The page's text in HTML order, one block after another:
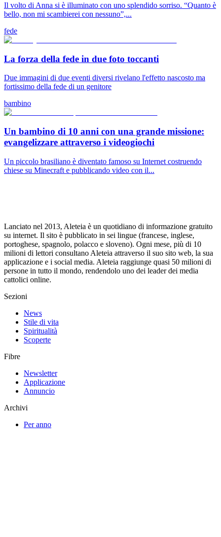
Il volto di Anna si è illuminato con uno splendido sorriso. “Quanto è
bello, non mi scambierei con nessuno”,...
fede
La forza della fede in due foto toccanti
Due immagini di due eventi diversi rivelano l'effetto nascosto ma
fortissimo della fede di un genitore
bambino
Un bambino di 10 anni con una grande missione:
evangelizzare attraverso i videogiochi
Un piccolo brasiliano è diventato famoso su Internet costruendo
chiese su Minecraft e pubblicando video con il...
Lanciato nel 2013, Aleteia è un quotidiano di informazione gratuito
su internet. Il sito è pubblicato in sei lingue (francese, inglese,
portoghese, spagnolo, polacco e sloveno). Ogni mese, più di 10
milioni di lettori consultano Aleteia attraverso il suo sito web, la sua
applicazione e i social media. Aleteia raggiunge quasi 50 milioni di
persone in tutto il mondo, rendendolo uno dei leader dei media
cattolici online.
Sezioni
News
Stile di vita
Spiritualità
Scoperte
Fibre
Newsletter
Applicazione
Annuncio
Archivi
Per anno